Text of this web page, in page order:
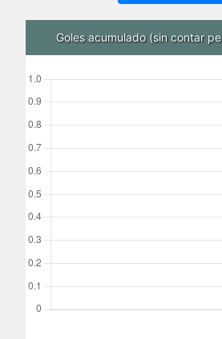
Goles acumulado (sin contar